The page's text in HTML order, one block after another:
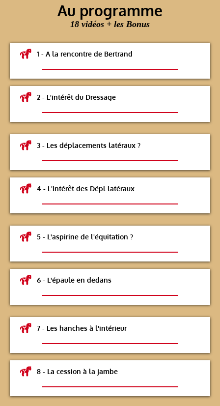
Au programme
18 vidéos + les Bonus
1 - A la rencontre de Bertrand
2 - L'intérêt du Dressage
3 - Les déplacements latéraux ?
4 - L'intérêt des Dépl latéraux
5 - L'aspirine de l'équitation ?
6 - L'épaule en dedans
7 - Les hanches à l'intérieur
8 - La cession à la jambe